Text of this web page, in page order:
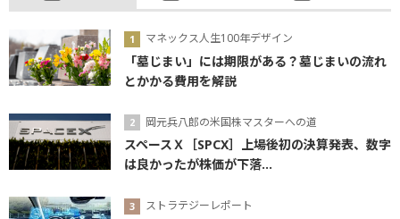
マネックス人生100年デザイン
「墓じまい」には期限がある？墓じまいの流れ
とかかる費用を解説
岡元兵八郎の米国株マスターへの道
スペースＸ［SPCX］上場後初の決算発表、数字
は良かったが株価が下落...
ストラテジーレポート